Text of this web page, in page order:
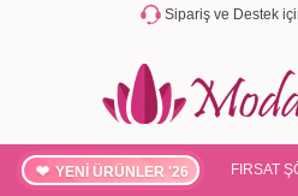
Sipariş ve Destek
YENİ ÜRÜNLER '26 FIRSAT